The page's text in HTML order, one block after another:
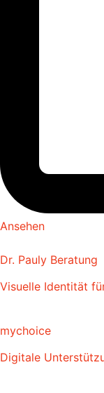
Ansehen
Dr. Pauly Beratung
Visuelle Identität
mychoice
Digitale